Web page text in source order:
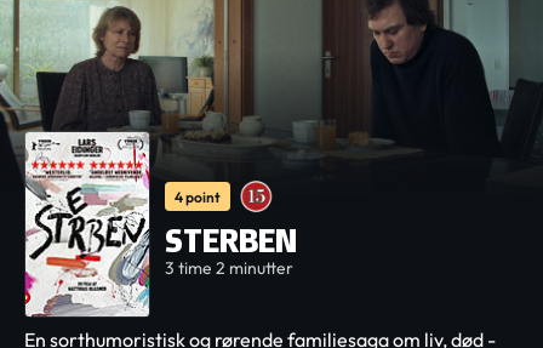
4 point
STERBEN
3 time 2 minutter
En sorthumoristisk og rørende familiesaga om liv, død -